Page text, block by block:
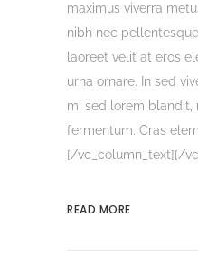
maximus viverra
nibh nec
laoreet velit at eros
urna ornare. In sed
mi sed lorem blandit,
fermentum. Cras
[/vc_column_text][/
READ MORE